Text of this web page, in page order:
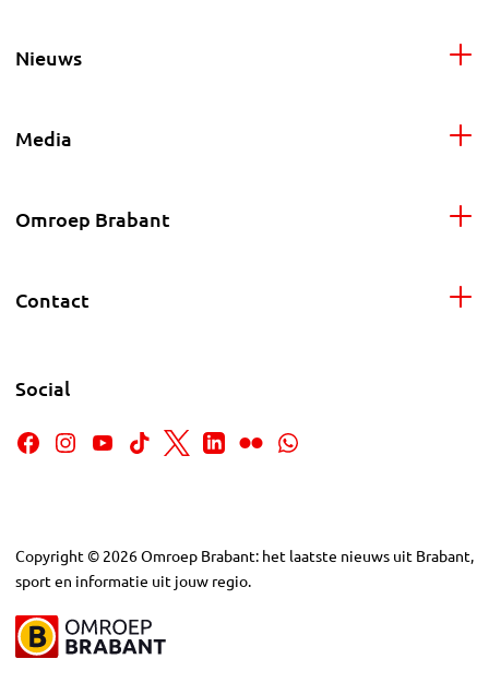
Nieuws
Media
Omroep Brabant
Contact
Social
Copyright © 2026Omroep Brabant: het laatste nieuws uit Brabant,
sport en informatie uit jouw regio.